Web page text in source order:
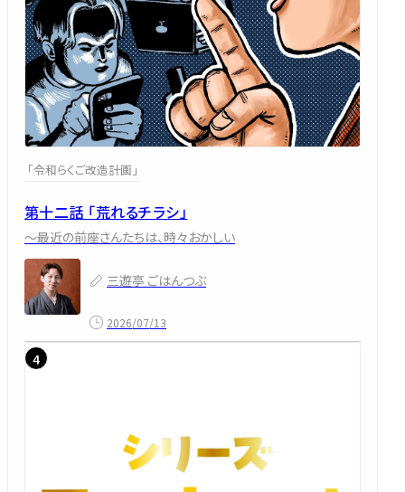
「令和らくご改造計画」
第十二話 「荒れるチラシ」
～最近の前座さんたちは、時々おかしい
三遊亭 ごはんつぶ
2026/07/13